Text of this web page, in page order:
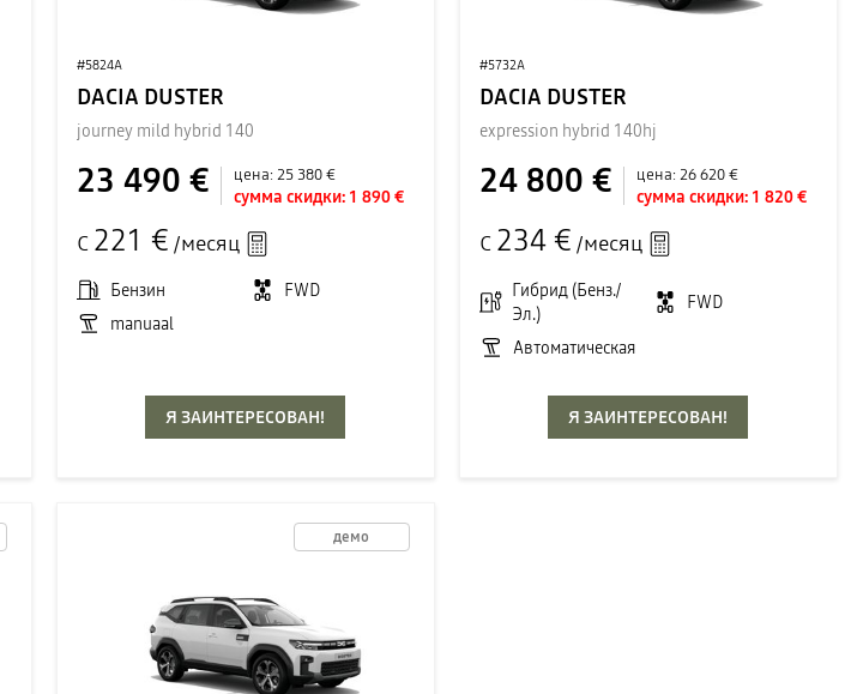
#5824A
DACIA DUSTER
journey mild hybrid 140
23 490 € цена:25 380 €
сумма скидки: 1 890 €
С 221 € /месяц
Бензин
FWD
manuaal
Я ЗАИНТЕРЕСОВАН!
#5732A
DACIA DUSTER
expression hybrid 140hj
24 800 € цена:26 620 €
сумма скидки: 1 820 €
С 234 € /месяц
Гибрид (Бенз./
Эл.)
FWD
Автоматическая
Я ЗАИНТЕРЕСОВАН!
демо